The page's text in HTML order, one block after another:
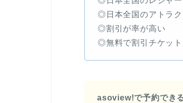
◎日本全国のアトラ
◎割引が率が高い
◎無料で割引チケット
asoview!で予約でき